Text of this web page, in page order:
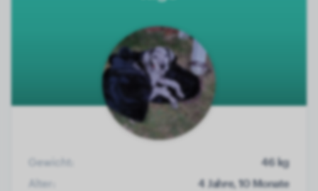
Gewicht:
46 kg
Alter:
4 Jahre, 10 Monate